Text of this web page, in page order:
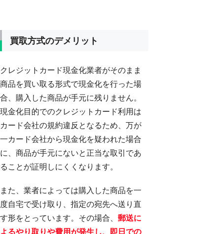
買取方式のデメリット
クレジットカード現金化業者がそのまま
商品を買い取る形式で現金化を行った場
合、購入した商品が手元に残りません。
現金化目的でのクレジットカード利用は
カード会社の規約違反となるため、万が
一カード会社から現金化を疑われた場合
に、商品が手元にないと正当な取引であ
ることが証明しにくくなります。
また、業者によっては購入した商品を一
度自宅で受け取り、指定の宛先へ送り直
す形をとっています。その場合、 郵送に
よるやり取りや費用が発生し、即日での